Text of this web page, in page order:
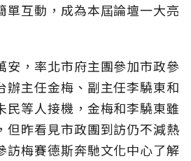
單互動，成為本屆論壇一大亮
安，率北市府主團參加市政參
辦主任金梅、副主任李驍東和
民等人接機，金梅和李驍東雖
但昨看見市政團到訪仍不減熱
訪梅賽德斯奔馳文化中心了解